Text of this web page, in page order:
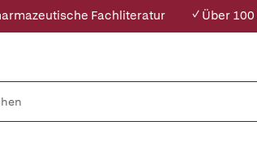
Fachliteratur ✓ Über